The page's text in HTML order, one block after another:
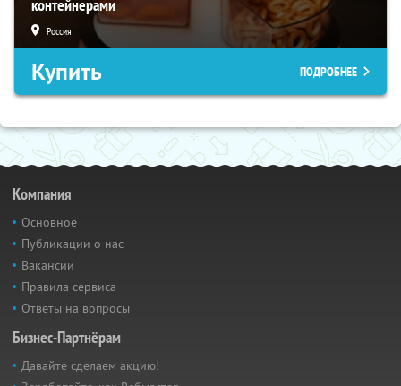
контейнерами
Россия
Купить ПОДРОБНЕЕ
Компания
Основное
Публикации о нас
Вакансии
Правила сервиса
Ответы на вопросы
Бизнес-Партнёрам
Давайте сделаем акцию!